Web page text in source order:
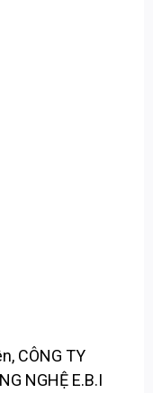
CÔNG TY
NGHỆ E.B.I